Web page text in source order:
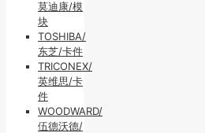
莫迪康/模
块
TOSHIBA/
东芝/卡件
TRICONEX/
英维思/卡
件
WOODWARD/
伍德沃德/